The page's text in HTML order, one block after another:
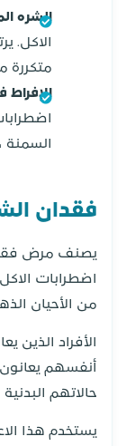
الشره
الاكل.
متكررة
الإفراط
السمنة
فقدان
يصنف مرض
اضطرابات
من الأحيان
الأفراد الذين
أنفسهم
حالاتهم
يستخدم هذا